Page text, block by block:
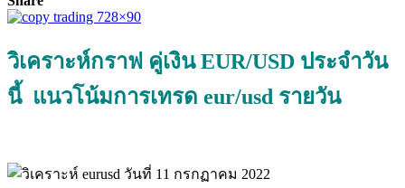
วิเคราะห์กราฟ คู่เงิน EUR/USD ประจำวัน
นี้ แนวโน้มการเทรด eur/usd รายวัน